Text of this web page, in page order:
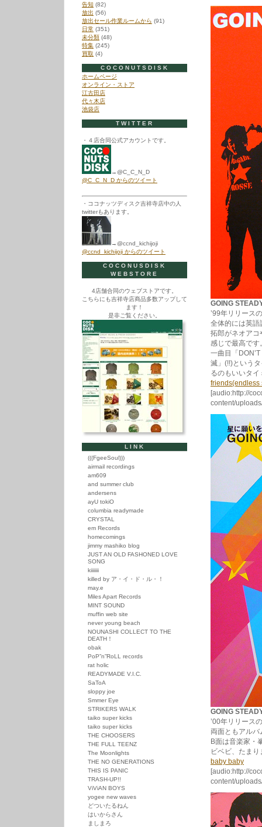
GOING
’99年リリース
全体的には英語
拓郎がネオア
感じで最高です
一曲目「
滅」(!!)という
るのもいいタ
friends(endless
[audio:http://
content/
GOING
’00年リリース
両面ともアル
B面は音楽家・
ビベビ、たま
baby baby
[audio:http://
content/
告知 (82)
放出 (56)
放出セール作業ルームから (91)
日常 (351)
未分類 (48)
特集 (245)
買取 (4)
COCONUTSDISK
ホームページ
オンライン・ストア
江古田店
代々木店
池袋店
TWITTER
・４店合同公式アカウントです。
→@C_C_N_D
@C_C_N_D からのツイート
・ココナッツディスク吉祥寺店中の人
twitterもあります。
→@ccnd_kichijoji
@ccnd_kichijoji からのツイート
COCONUSDISK
WEBSTORE
4店舗合同のウェブストアです。
こちらにも吉祥寺店商品多数アップして
ます！
是非ご覧ください。
LINK
(((FgeeSoul)))
airmail recordings
am609
and summer club
andersens
ayU tokiO
columbia readymade
CRYSTAL
em Records
homecomings
jimmy mashiko blog
JUST AN OLD FASHONED LOVE
SONG
kiiiiiii
killed by ア・イ・ド・ル・！
may.e
Miles Apart Records
MINT SOUND
muffin web site
never young beach
NOUNASHI COLLECT TO THE
DEATH！
obak
PoP”n”RoLL records
rat holic
READYMADE V.I.C.
SaToA
sloppy joe
Smmer Eye
STRIKERS WALK
taiko super kicks
taiko super kicks
THE CHOOSERS
THE FULL TEENZ
The Moonlights
THE NO GENERATIONS
THIS IS PANIC
TRASH-UP!!
ViViAN BOYS
yogee new waves
どついたるねん
はいからさん
ましまろ